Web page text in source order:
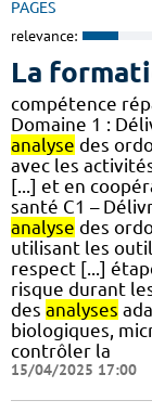
PAGES
relevance:
La
compétence
Domaine 1 :
analyse des
avec les
[...] et en
santé C1 –
analyse des
utilisant les
respect [...]
risque durant
des analyses
biologiques,
contrôler la
15/04/2025 17:00